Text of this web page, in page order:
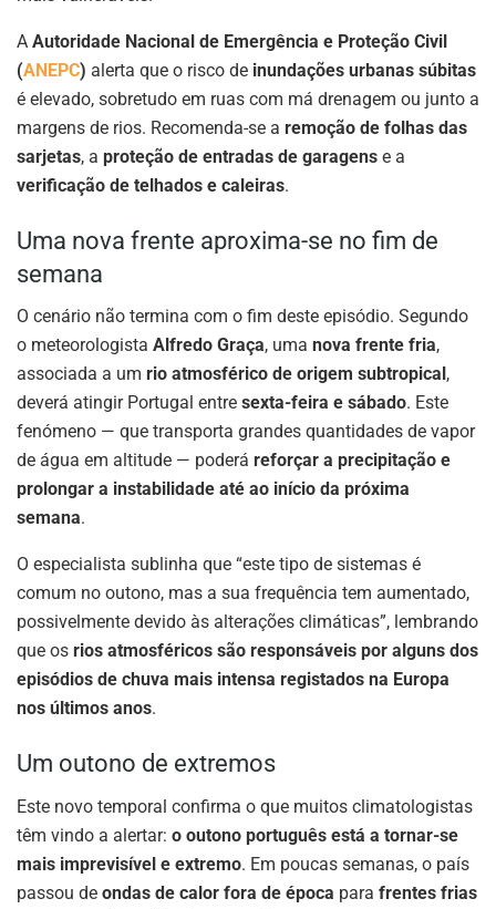
A Autoridade Nacional de Emergência e Proteção Civil
(ANEPC) alerta que o risco de inundações urbanas súbitas
é elevado, sobretudo em ruas com má drenagem ou junto a
margens de rios. Recomenda-se a remoção de folhas das
sarjetas, a proteção de entradas de garagens e a
verificação de telhados e caleiras.
Uma nova frente aproxima-se no fim de
semana
O cenário não termina com o fim deste episódio. Segundo
o meteorologista Alfredo Graça, uma nova frente fria,
associada a um rio atmosférico de origem subtropical ,
deverá atingir Portugal entre sexta-feira e sábado. Este
fenómeno — que transporta grandes quantidades de vapor
de água em altitude — poderá reforçar a precipitação e
prolongar a instabilidade até ao início da próxima
semana.
O especialista sublinha que “este tipo de sistemas é
comum no outono, mas a sua frequência tem aumentado,
possivelmente devido às alterações climáticas”, lembrando
que os rios atmosféricos são responsáveis por alguns dos
episódios de chuva mais intensa registados na Europa
nos últimos anos.
Um outono de extremos
Este novo temporal confirma o que muitos climatologistas
têm vindo a alertar: o outono português está a tornar-se
mais imprevisível e extremo. Em poucas semanas, o país
passou de ondas de calor fora de época para frentes frias